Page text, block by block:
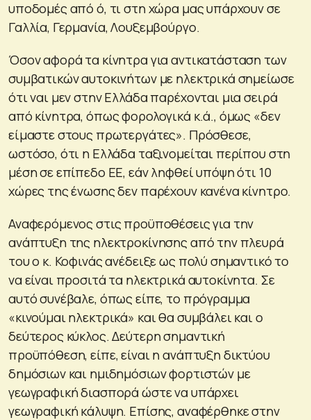
υποδομές από ό, τι στη χώρα μας υπάρχουν σε
Γαλλία, Γερμανία, Λουξεμβούργο.
Όσον αφορά τα κίνητρα για αντικατάσταση των
συμβατικών αυτοκινήτων με ηλεκτρικά σημείωσε
ότι ναι μεν στην Ελλάδα παρέχονται μια σειρά
από κίνητρα, όπως φορολογικά κ.ά., όμως «δεν
είμαστε στους πρωτεργάτες». Πρόσθεσε,
ωστόσο, ότι η Ελλάδα ταξινομείται περίπου στη
μέση σε επίπεδο ΕΕ, εάν ληφθεί υπόψη ότι 10
χώρες της ένωσης δεν παρέχουν κανένα κίνητρο.
Αναφερόμενος στις προϋποθέσεις για την
ανάπτυξη της ηλεκτροκίνησης από την πλευρά
του ο κ. Κοφινάς ανέδειξε ως πολύ σημαντικό το
να είναι προσιτά τα ηλεκτρικά αυτοκίνητα. Σε
αυτό συνέβαλε, όπως είπε, το πρόγραμμα
«κινούμαι ηλεκτρικά» και θα συμβάλει και ο
δεύτερος κύκλος. Δεύτερη σημαντική
προϋπόθεση, είπε, είναι η ανάπτυξη δικτύου
δημόσιων και ημιδημόσιων φορτιστών με
γεωγραφική διασπορά ώστε να υπάρχει
γεωγραφική κάλυψη. Επίσης, αναφέρθηκε στην